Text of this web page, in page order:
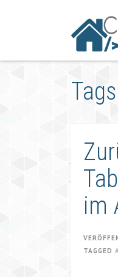
im
TAGGED